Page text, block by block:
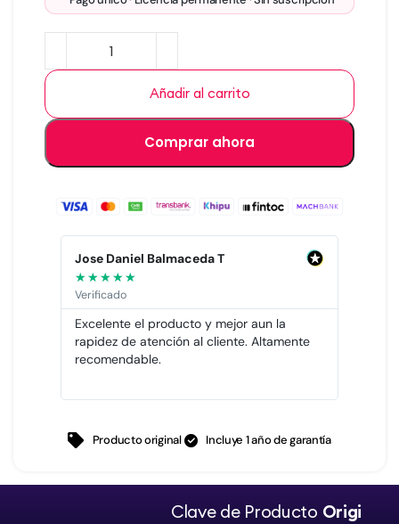
Añadir al carrito
Comprar ahora
Ricardo Segovia
★★★
Verificado
La necesitaba, la busque, la compre y la
active, todo en menos de 10 minutos.
Recomendable!
Producto original Incluye 1 año de garantía
Clave de ProductoOriginal.